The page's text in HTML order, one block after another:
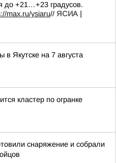
до +21…+23 градусов.
max.ru/ysiaru// ЯСИА |
в Якутске на 7 августа
кластер по огранке
снаряжение и собрали